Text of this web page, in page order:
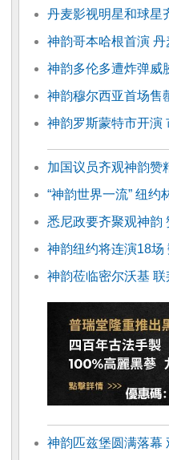
丹麦影视明星和球星
神韵哥本哈根首演
神韵多伦多遭炸弹威
神韵穆尔西亚首场售
神韵罗斯蒙特市开演
加国议员齐观神韵赞
“神韵世界一流” 纽约
悉尼政要齐聚观神韵
神韵纽约将连演18场
神韵莅临密尔沃基
神韵匹兹堡圆满落幕